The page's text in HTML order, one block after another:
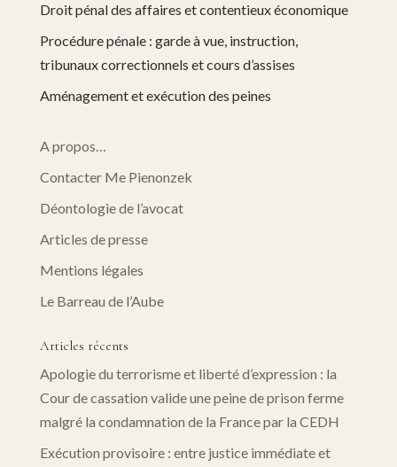
Droit pénal des affaires et contentieux économique
Procédure pénale : garde à vue, instruction,
tribunaux correctionnels et cours d’assises
Aménagement et exécution des peines
A propos…
Contacter Me Pienonzek
Déontologie de l’avocat
Articles de presse
Mentions légales
Le Barreau de l’Aube
Articles récents
Apologie du terrorisme et liberté d’expression : la
Cour de cassation valide une peine de prison ferme
malgré la condamnation de la France par la CEDH
Exécution provisoire : entre justice immédiate et